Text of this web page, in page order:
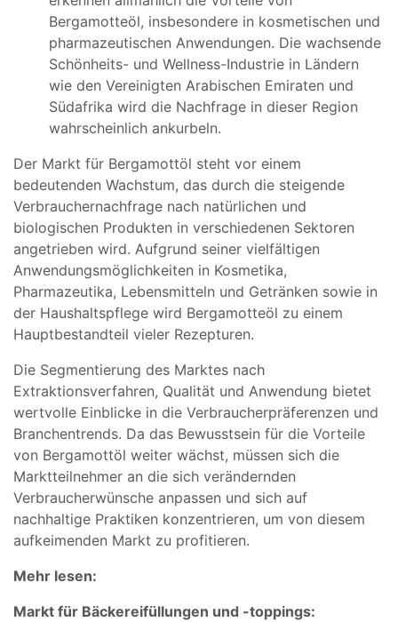
Bergamotteöl, insbesondere in kosmetischen und
pharmazeutischen Anwendungen. Die wachsende
Schönheits- und Wellness-Industrie in Ländern
wie den Vereinigten Arabischen Emiraten und
Südafrika wird die Nachfrage in dieser Region
wahrscheinlich ankurbeln.
Der Markt für Bergamottöl steht vor einem
bedeutenden Wachstum, das durch die steigende
Verbrauchernachfrage nach natürlichen und
biologischen Produkten in verschiedenen Sektoren
angetrieben wird. Aufgrund seiner vielfältigen
Anwendungsmöglichkeiten in Kosmetika,
Pharmazeutika, Lebensmitteln und Getränken sowie in
der Haushaltspflege wird Bergamotteöl zu einem
Hauptbestandteil vieler Rezepturen.
Die Segmentierung des Marktes nach
Extraktionsverfahren, Qualität und Anwendung bietet
wertvolle Einblicke in die Verbraucherpräferenzen und
Branchentrends. Da das Bewusstsein für die Vorteile
von Bergamottöl weiter wächst, müssen sich die
Marktteilnehmer an die sich verändernden
Verbraucherwünsche anpassen und sich auf
nachhaltige Praktiken konzentrieren, um von diesem
aufkeimenden Markt zu profitieren.
Mehr lesen:
Markt für Bäckereifüllungen und -toppings: